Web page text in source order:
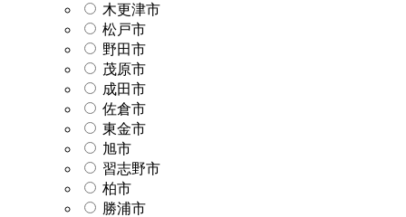
木更津市
松戸市
野田市
茂原市
成田市
佐倉市
東金市
旭市
習志野市
柏市
勝浦市